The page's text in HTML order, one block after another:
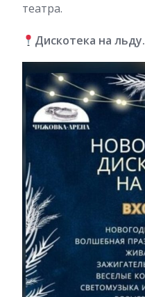
театра.
Дискотека на льду.